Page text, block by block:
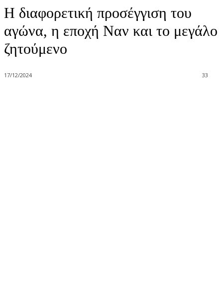
Η διαφορετική προσέγγιση του
αγώνα, η εποχή Ναν και το μεγάλο
ζητούμενο
17/12/2024 33